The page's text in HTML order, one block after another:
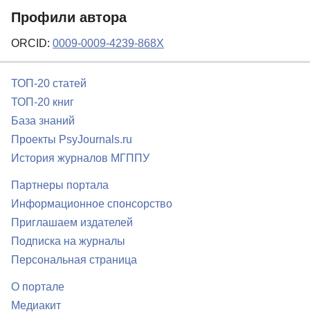
Профили автора
ORCID: 0009-0009-4239-868X
ТОП-20 статей
ТОП-20 книг
База знаний
Проекты PsyJournals.ru
История журналов МГППУ
Партнеры портала
Информационное спонсорство
Приглашаем издателей
Подписка на журналы
Персональная страница
О портале
Медиакит